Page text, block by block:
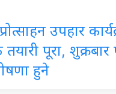
उपहार
तयारी पूरा, शुक्रबार
हुने